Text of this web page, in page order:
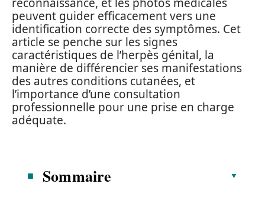
peuvent guider efficacement vers une
identification correcte des symptômes. Cet
article se penche sur les signes
caractéristiques de l’herpès génital, la
manière de différencier ses manifestations
des autres conditions cutanées, et
l’importance d’une consultation
professionnelle pour une prise en charge
adéquate.
Sommaire